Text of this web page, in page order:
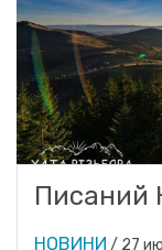
Писаний
НОВИНИ / 27